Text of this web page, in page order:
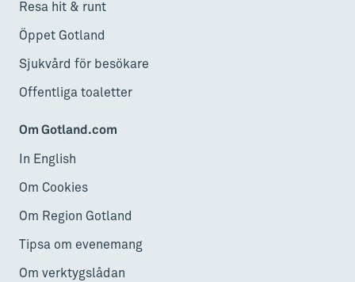
Resa hit & runt
Öppet Gotland
Sjukvård för besökare
Offentliga toaletter
Om Gotland.com
In English
Om Cookies
Om Region Gotland
Tipsa om evenemang
Om verktygslådan